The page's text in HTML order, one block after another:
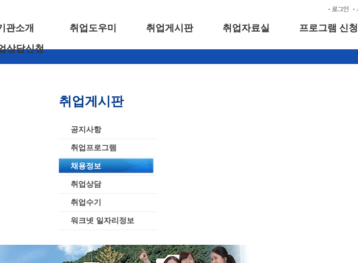
관소개 취업도우미 취업게시판 취업자료실 프로그램 신청
상담신청
취업게시판
공지사항
취업프로그램
채용정보
취업상담
취업수기
워크넷 일자리정보